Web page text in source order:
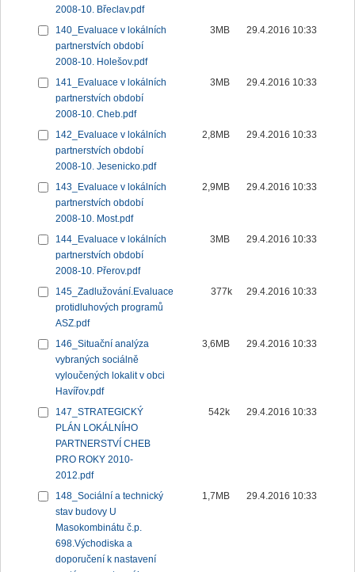
2008-10. Břeclav.pdf
140_Evaluace v lokálních
partnerstvích období
2008-10. Holešov.pdf
3MB 29.4.2016 10:33
141_Evaluace v lokálních
partnerstvích období
2008-10. Cheb.pdf
3MB 29.4.2016 10:33
142_Evaluace v lokálních
partnerstvích období
2008-10. Jesenicko.pdf
2,8MB 29.4.2016 10:33
143_Evaluace v lokálních
partnerstvích období
2008-10. Most.pdf
2,9MB 29.4.2016 10:33
144_Evaluace v lokálních
partnerstvích období
2008-10. Přerov.pdf
3MB 29.4.2016 10:33
145_Zadlužování.Evaluace
protidluhových programů
ASZ.pdf
377k 29.4.2016 10:33
146_Situační analýza
vybraných sociálně
vyloučených lokalit v obci
Havířov.pdf
3,6MB 29.4.2016 10:33
147_STRATEGICKÝ
PLÁN LOKÁLNÍHO
PARTNERSTVÍ CHEB
PRO ROKY 2010-
2012.pdf
542k 29.4.2016 10:33
148_Sociální a technický
stav budovy U
Masokombinátu č.p.
698.Východiska a
doporučení k nastavení
1,7MB 29.4.2016 10:33